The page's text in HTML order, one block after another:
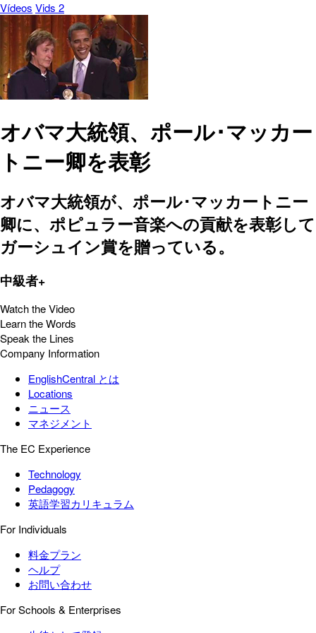
Vídeos Vids 2
オバマ大統領、ポール･マッカー
トニー卿を表彰
オバマ大統領が、ポール･マッカートニー
卿に、ポピュラー音楽への貢献を表彰して
ガーシュイン賞を贈っている。
中級者+
Watch the Video
Learn the Words
Speak the Lines
Company Information
EnglishCentral とは
Locations
ニュース
マネジメント
The EC Experience
Technology
Pedagogy
英語学習カリキュラム
For Individuals
料金プラン
ヘルプ
お問い合わせ
For Schools & Enterprises